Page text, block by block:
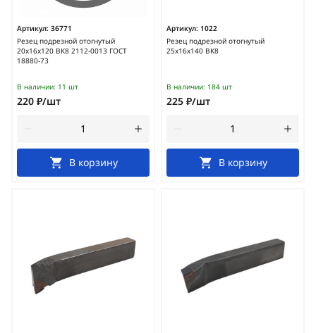
Артикул: 36771
Резец подрезной отогнутый
20х16х120 ВК8 2112-0013 ГОСТ
18880-73
В наличии: 11 шт
220 ₽/шт
В корзину
Артикул: 1022
Резец подрезной отогнутый
25х16х140 ВК8
В наличии: 184 шт
225 ₽/шт
В корзину